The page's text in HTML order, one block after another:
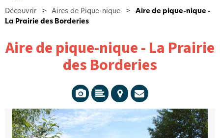
Découvrir > Aires de Pique-nique > Aire de pique-nique -
La Prairie des Borderies
Aire de pique-nique - La Prairie
des Borderies